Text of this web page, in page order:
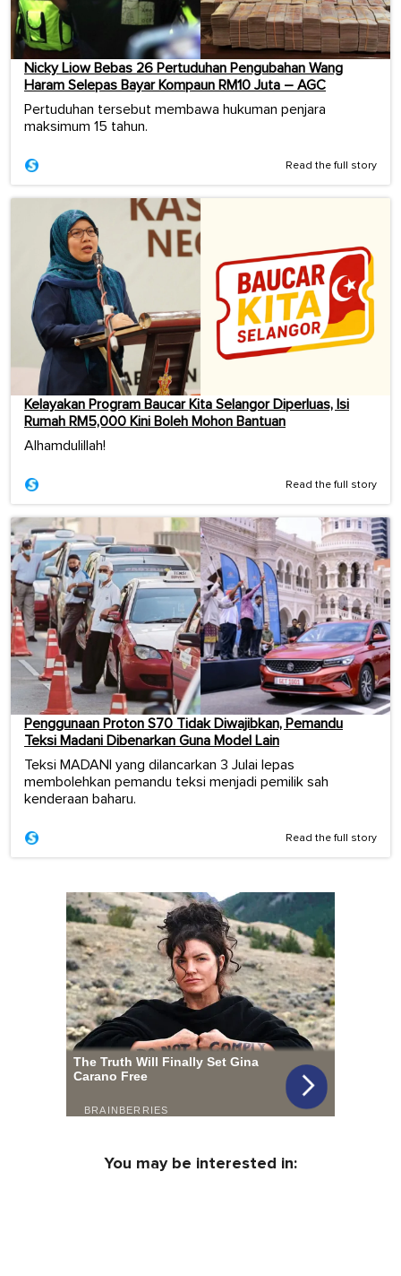
Nicky Liow Bebas 26 Pertuduhan Pengubahan Wang
Haram Selepas Bayar Kompaun RM10 Juta – AGC
Pertuduhan tersebut membawa hukuman penjara
maksimum 15 tahun.
Read the full story
Kelayakan Program Baucar Kita Selangor Diperluas, Isi
Rumah RM5,000 Kini Boleh Mohon Bantuan
Alhamdulillah!
Read the full story
Penggunaan Proton S70 Tidak Diwajibkan, Pemandu
Teksi Madani Dibenarkan Guna Model Lain
Teksi MADANI yang dilancarkan 3 Julai lepas
membolehkan pemandu teksi menjadi pemilik sah
kenderaan baharu.
Read the full story
You may be interested in: